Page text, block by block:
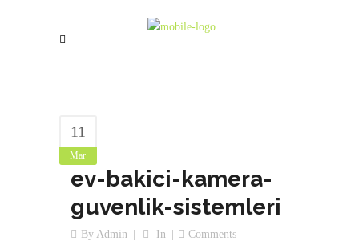
11
Mar
ev-bakici-kamera-
guvenlik-sistemleri
By Admin In Comments